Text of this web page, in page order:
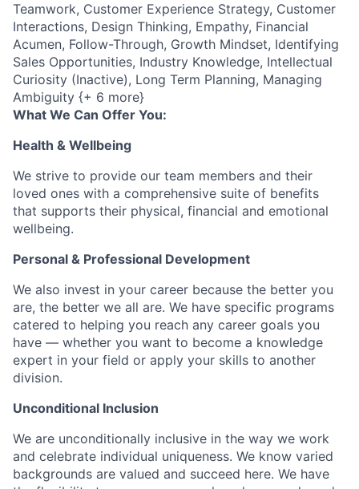
Teamwork, Customer Experience Strategy, Customer
Interactions, Design Thinking, Empathy, Financial
Acumen, Follow-Through, Growth Mindset, Identifying
Sales Opportunities, Industry Knowledge, Intellectual
Curiosity (Inactive), Long Term Planning, Managing
Ambiguity {+ 6 more}
What We Can Offer You:
Health & Wellbeing
We strive to provide our team members and their
loved ones with a comprehensive suite of benefits
that supports their physical, financial and emotional
wellbeing.
Personal & Professional Development
We also invest in your career because the better you
are, the better we all are. We have specific programs
catered to helping you reach any career goals you
have — whether you want to become a knowledge
expert in your field or apply your skills to another
division.
Unconditional Inclusion
We are unconditionally inclusive in the way we work
and celebrate individual uniqueness. We know varied
backgrounds are valued and succeed here. We have